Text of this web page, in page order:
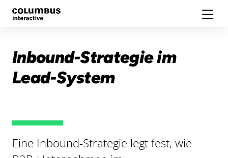
Inbound-Strategie im
Lead-System
Eine Inbound-Strategie legt fest, wie